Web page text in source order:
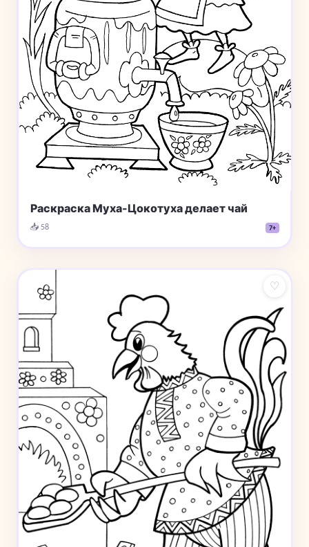
Раскраска Муха-Цокотуха делает чай
📥 58 7+
♡